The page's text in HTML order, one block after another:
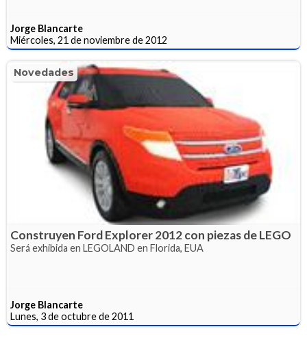
Jorge Blancarte
Miércoles, 21 de noviembre de 2012
Novedades
Construyen Ford Explorer 2012 con piezas de LEGO
Será exhibida en LEGOLAND en Florida, EUA
Jorge Blancarte
Lunes, 3 de octubre de 2011